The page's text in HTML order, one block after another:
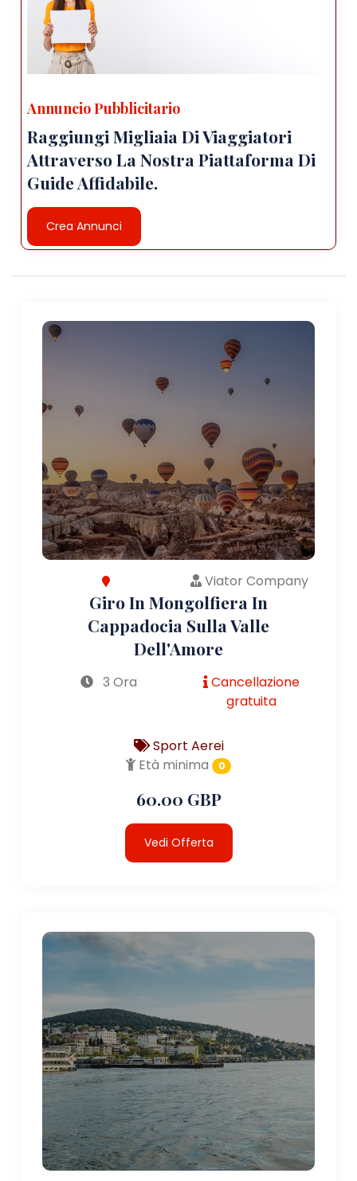
Annuncio Pubblicitario
Raggiungi Migliaia Di Viaggiatori
Attraverso La Nostra Piattaforma Di
Guide Affidabile.
Crea Annunci
Viator Company
Giro In Mongolfiera In
Cappadocia Sulla Valle
Dell'Amore
3 Ora
Cancellazione
gratuita
Sport Aerei
Età minima
0
60.00 GBP
Vedi Offerta